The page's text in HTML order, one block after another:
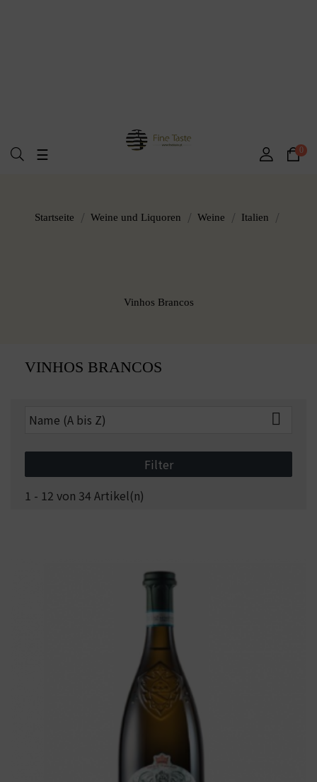
Umschalten
☰ 0
Startseite Weine und Liquoren Weine Italien
Vinhos Brancos
VINHOS BRANCOS
Name (A bis Z) 
Filter
1 - 12 von 34 Artikel(n)